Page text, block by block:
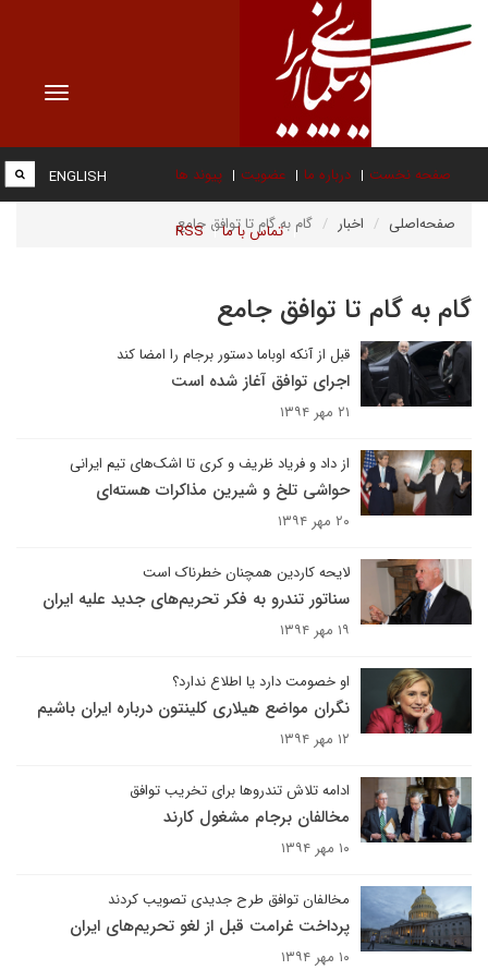
Toggle
صفحه نخست درباره ما عضویت پیوند ها
تماس با ما RSS
ENGLISH
صفحه‌اصلی اخبار گام به گام تا توافق جامع
گام به گام تا توافق جامع
قبل از آنکه اوباما دستور برجام را امضا کند
اجرای توافق آغاز شده است
۲۱ مهر ۱۳۹۴
از داد و فریاد ظریف و کری تا اشک‌های تیم ایرانی
حواشی تلخ و شیرین مذاکرات هسته‌ای
۲۰ مهر ۱۳۹۴
لایحه کاردین همچنان خطرناک است
سناتور تندرو به فکر تحریم‌های جدید علیه ایران
۱۹ مهر ۱۳۹۴
او خصومت دارد یا اطلاع ندارد؟
نگران مواضع هیلاری کلینتون درباره ایران باشیم
۱۲ مهر ۱۳۹۴
ادامه تلاش تندروها برای تخریب توافق
مخالفان برجام مشغول کارند
۱۰ مهر ۱۳۹۴
مخالفان توافق طرح جدیدی تصویب کردند
پرداخت غرامت قبل از لغو تحریم‌های ایران
۱۰ مهر ۱۳۹۴